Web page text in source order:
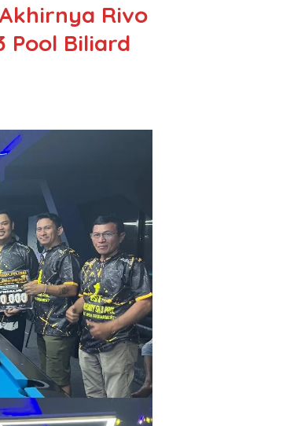
Rivo
Pool Biliard